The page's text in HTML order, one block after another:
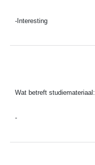
-Interesting
Wat betreft studiemateriaal:
-